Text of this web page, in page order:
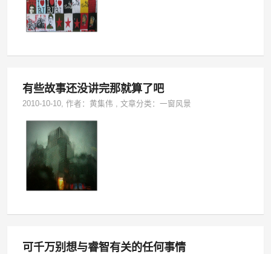
有些故事还没讲完那就算了吧
2010-10-10, 作者：黄集伟 ,文章分类：一窗风景
可千万别想与睿智有关的任何事情